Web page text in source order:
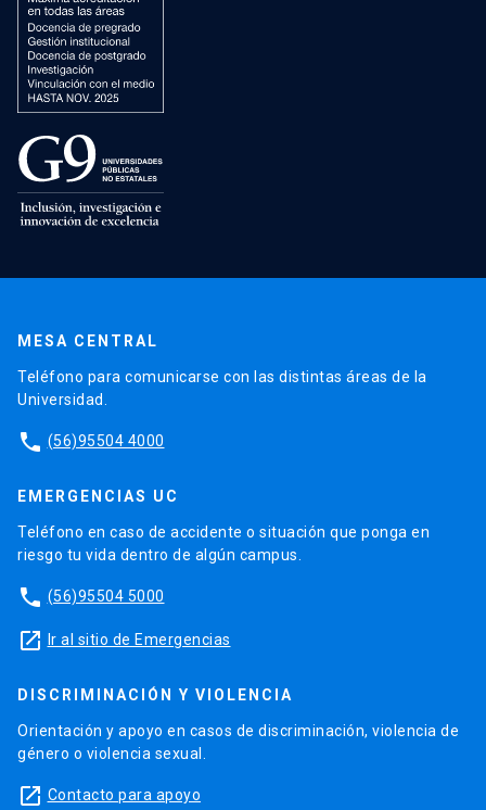
MESA CENTRAL
Teléfono para comunicarse con las distintas áreas de la
Universidad.
phone (56)95504 4000
EMERGENCIAS UC
Teléfono en caso de accidente o situación que ponga en
riesgo tu vida dentro de algún campus.
phone (56)95504 5000
launch Ir al sitio de Emergencias
DISCRIMINACIÓN Y VIOLENCIA
Orientación y apoyo en casos de discriminación, violencia de
género o violencia sexual.
launch Contacto para apoyo